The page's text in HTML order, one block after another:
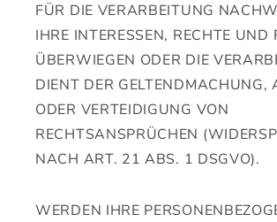
FÜR DIE VERARBEITUNG
IHRE INTERESSEN, RECHTE UND
ÜBERWIEGEN ODER DIE
DIENT DER GELTENDMACHUNG,
ODER VERTEIDIGUNG VON
RECHTSANSPRÜCHEN
NACH ART. 21 ABS. 1 DSGVO).
WERDEN IHRE